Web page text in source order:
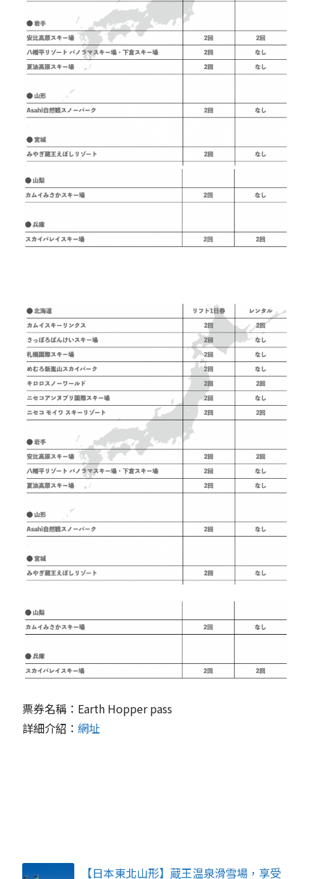
票券名稱：Earth Hopper pass
詳細介紹： 網址
【日本東北山形】蔵王温泉滑雪場，享受